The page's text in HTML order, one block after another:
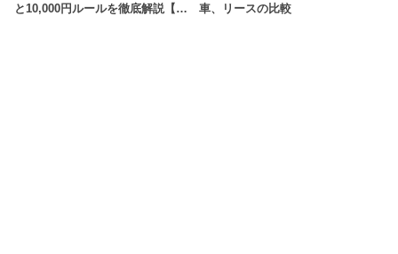
と10,000円ルールを徹底解説【…
車、リースの比較